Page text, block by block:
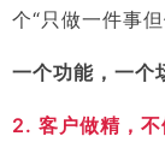
个“只做一件事
一个功能，一个
2. 客户做精，不